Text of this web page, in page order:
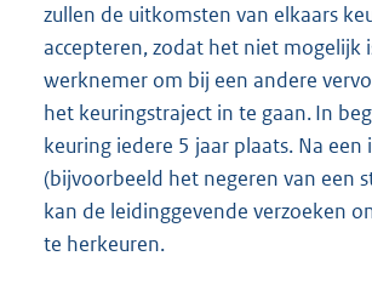
zullen de uitkomsten van elkaars
accepteren, zodat het niet mogelijk
werknemer om bij een andere
het keuringstraject in te gaan. In
keuring iedere 5 jaar plaats. Na een
(bijvoorbeeld het negeren van een
kan de leidinggevende verzoeken
te herkeuren.